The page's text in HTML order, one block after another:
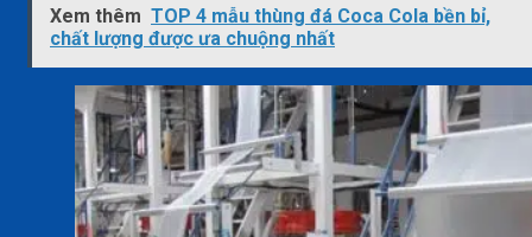
Xem thêm TOP 4 mẫu thùng đá Coca Cola bền bỉ,
chất lượng được ưa chuộng nhất